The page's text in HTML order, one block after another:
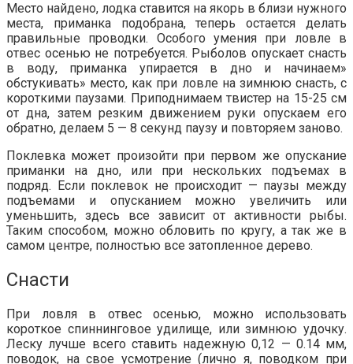
Место найдено, лодка ставится на якорь в близи нужного
места, приманка подобрана, теперь остается делать
правильные проводки. Особого умения при ловле в
отвес осенью не потребуется. Рыболов опускает снасть
в воду, приманка упирается в дно и начинаем»
обстукивать» место, как при ловле на зимнюю снасть, с
короткими паузами. Приподнимаем твистер на 15-25 см
от дна, затем резким движением руки опускаем его
обратно, делаем 5 — 8 секунд паузу и повторяем заново.
Поклевка может произойти при первом же опускание
приманки на дно, или при нескольких подъемах в
подряд. Если поклевок не происходит — паузы между
подъемами и опусканием можно увеличить или
уменьшить, здесь все зависит от активности рыбы.
Таким способом, можно обловить по кругу, а так же в
самом центре, полностью все затопленное дерево.
Снасти
При ловля в отвес осенью, можно использовать
короткое спиннинговое удилище, или зимнюю удочку.
Леску лучше всего ставить надежную 0,12 — 0.14 мм,
поводок, на свое усмотрение (лично я, поводком при